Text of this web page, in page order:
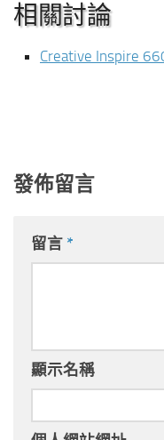
相關討論
Creative Inspire
發佈留言
留言 *
顯示名稱